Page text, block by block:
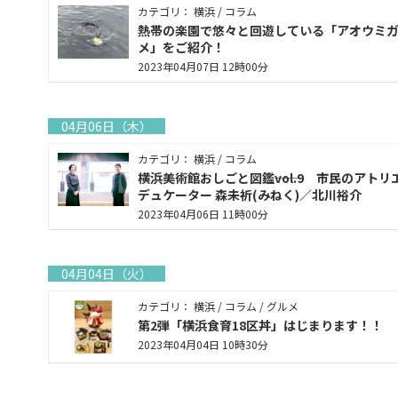
カテゴリ： 横浜 / コラム
熱帯の楽園で悠々と回遊している「アオウミガ
メ」をご紹介！
2023年04月07日 12時00分
04月06日（木）
カテゴリ： 横浜 / コラム
横浜美術館おしごと図鑑――vol.9 市民のアトリ
デュケーター 森未祈(みねく)／北川裕介
2023年04月06日 11時00分
04月04日（火）
カテゴリ： 横浜 / コラム / グルメ
第2弾「横浜食育18区丼」はじまります！！
2023年04月04日 10時30分